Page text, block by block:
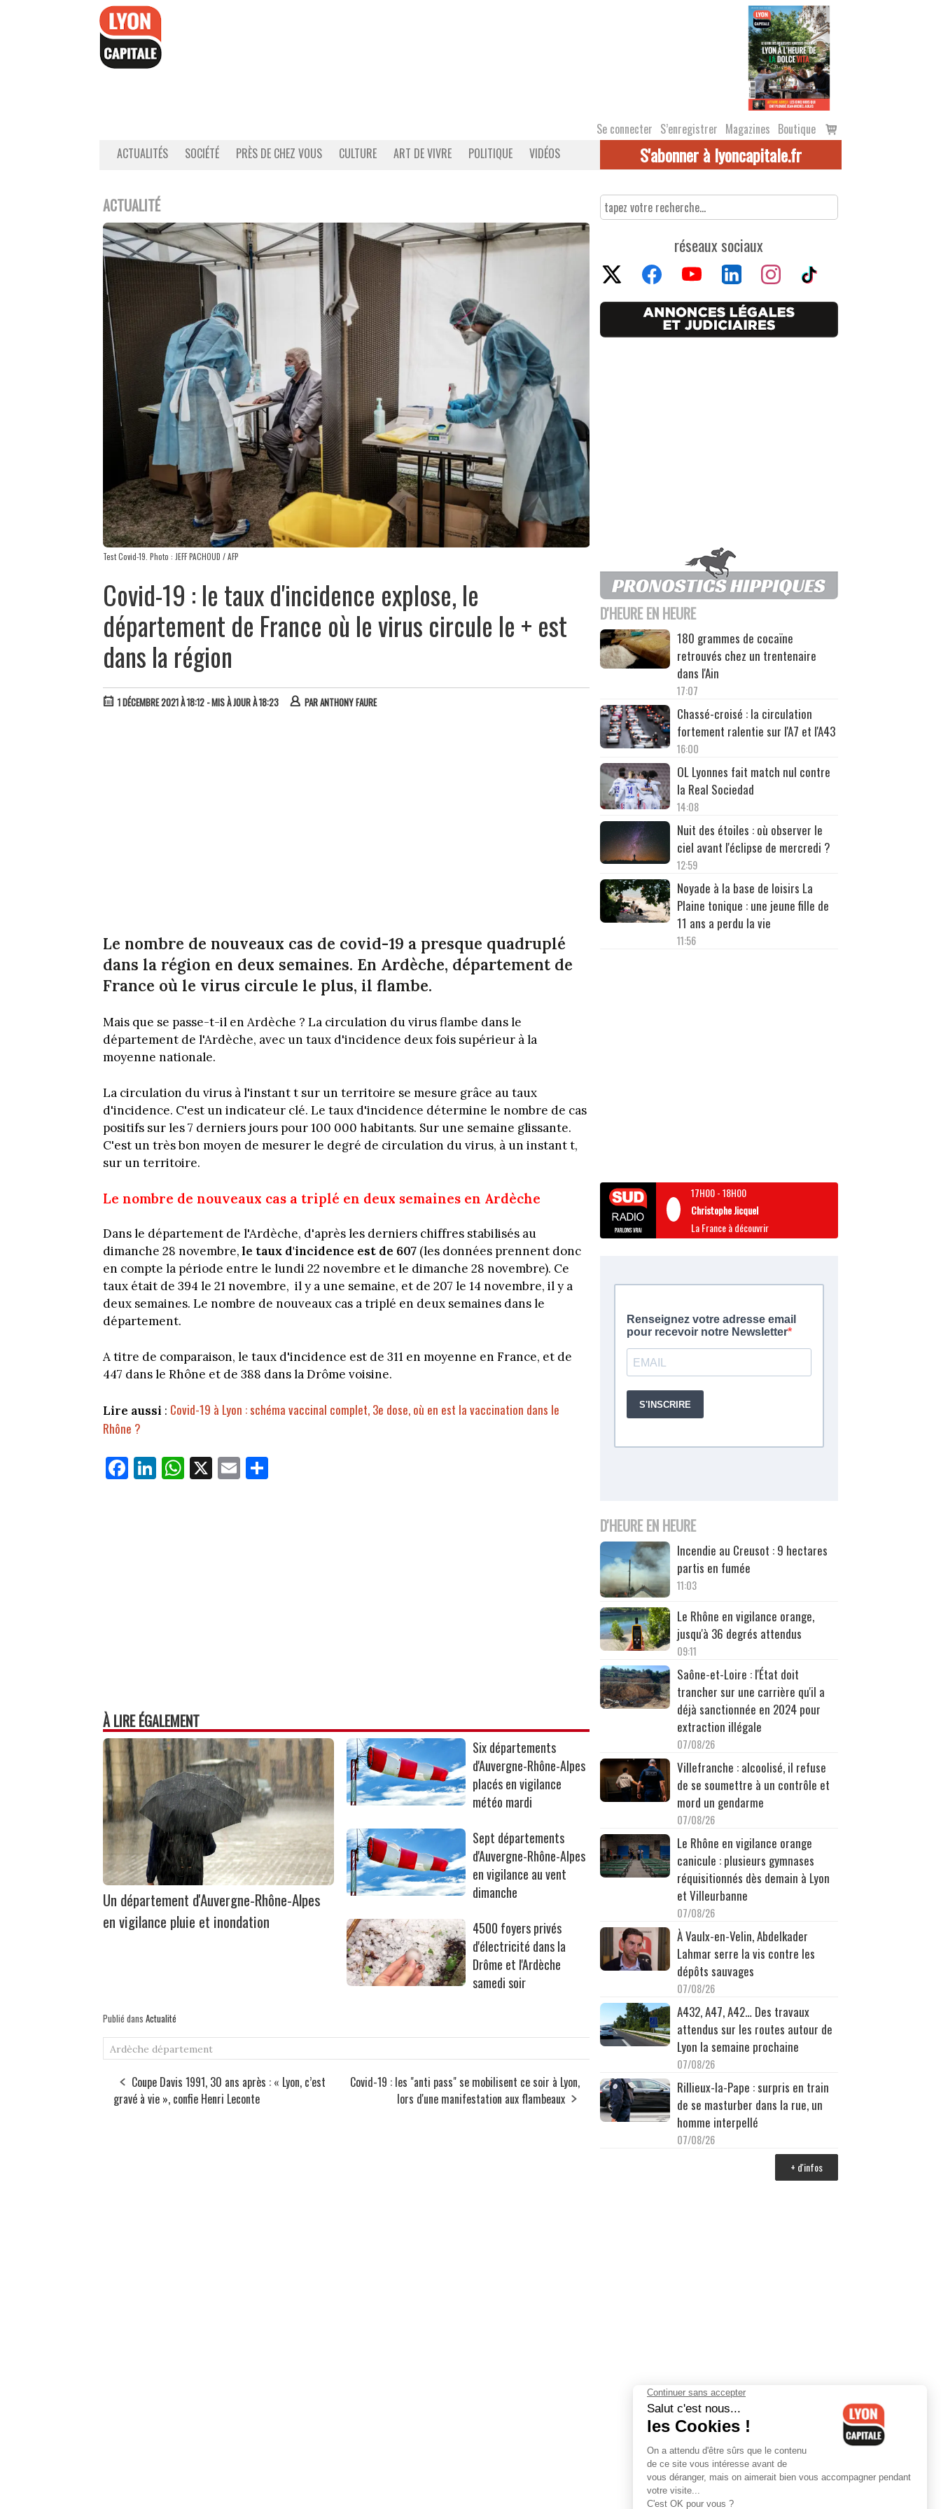
Se connecter S’enregistrer Magazines Boutique
Voir
le
ACTUALITÉS SOCIÉTÉ PRÈS DE CHEZ VOUS CULTURE ART DE VIVRE POLITIQUE VIDÉOS S'abonner à lyoncapitale.fr
ACTUALITÉ
Test Covid-19. Photo : JEFF PACHOUD / AFP
Covid-19 : le taux d'incidence explose, le
département de France où le virus circule le + est
dans la région
1 DÉCEMBRE 2021 À 18:12 - MIS À JOUR À 18:23 PARANTHONY FAURE
Le nombre de nouveaux cas de covid-19 a presque quadruplé
dans la région en deux semaines. En Ardèche, département de
France où le virus circule le plus, il flambe.
Mais que se passe-t-il en Ardèche ? La circulation du virus flambe dans le
département de l'Ardèche, avec un taux d'incidence deux fois supérieur à la
moyenne nationale.
La circulation du virus à l'instant t sur un territoire se mesure grâce au taux
d'incidence. C'est un indicateur clé. Le taux d'incidence détermine le nombre de cas
positifs sur les 7 derniers jours pour 100 000 habitants. Sur une semaine glissante.
C'est un très bon moyen de mesurer le degré de circulation du virus, à un instant t,
sur un territoire.
Le nombre de nouveaux cas a triplé en deux semaines en Ardèche
Dans le département de l'Ardèche, d'après les derniers chiffres stabilisés au
dimanche 28 novembre,le taux d'incidence est de 607 (les données prennent donc
en compte la période entre le lundi 22 novembre et le dimanche 28 novembre). Ce
taux était de 394 le 21 novembre, il y a une semaine, et de 207 le 14 novembre, il y a
deux semaines. Le nombre de nouveaux cas a triplé en deux semaines dans le
département.
A titre de comparaison, le taux d'incidence est de 311 en moyenne en France, et de
447 dans le Rhône et de 388 dans la Drôme voisine.
Lire aussi : Covid-19 à Lyon : schéma vaccinal complet, 3e dose, où en est la vaccination dans le
Rhône ?
Fa
ce
Li
nk
W
ha
X E
m
À LIRE ÉGALEMENT
Un département d'Auvergne-Rhône-Alpes
en vigilance pluie et inondation
Six départements
d'Auvergne-Rhône-Alpes
placés en vigilance
météo mardi
Sept départements
d'Auvergne-Rhône-Alpes
en vigilance au vent
dimanche
4500 foyers privés
d'électricité dans la
Drôme et l'Ardèche
samedi soir
Publié dans Actualité
Ardèche département
Coupe Davis 1991, 30 ans après : « Lyon, c’est
gravé à vie », confie Henri Leconte
Covid-19 : les "anti pass" se mobilisent ce soir à Lyon,
lors d'une manifestation aux flambeaux
réseaux sociaux
D'HEURE EN HEURE
180 grammes de cocaïne
retrouvés chez un trentenaire
dans l'Ain
17:07
Chassé-croisé : la circulation
fortement ralentie sur l'A7 et l'A43
16:00
OL Lyonnes fait match nul contre
la Real Sociedad
14:08
Nuit des étoiles : où observer le
ciel avant l'éclipse de mercredi ?
12:59
Noyade à la base de loisirs La
Plaine tonique : une jeune fille de
11 ans a perdu la vie
11:56
17H00-18H00
Christophe Jicquel
La France à découvrir
D'HEURE EN HEURE
Incendie au Creusot : 9 hectares
partis en fumée
11:03
Le Rhône en vigilance orange,
jusqu'à 36 degrés attendus
09:11
Saône-et-Loire : l'État doit
trancher sur une carrière qu'il a
déjà sanctionnée en 2024 pour
extraction illégale
07/08/26
Villefranche : alcoolisé, il refuse
de se soumettre à un contrôle et
mord un gendarme
07/08/26
Le Rhône en vigilance orange
canicule : plusieurs gymnases
réquisitionnés dès demain à Lyon
et Villeurbanne
07/08/26
À Vaulx-en-Velin, Abdelkader
Lahmar serre la vis contre les
dépôts sauvages
07/08/26
A432, A47, A42… Des travaux
attendus sur les routes autour de
Lyon la semaine prochaine
07/08/26
Rillieux-la-Pape : surpris en train
de se masturber dans la rue, un
homme interpellé
07/08/26
+ d'infos